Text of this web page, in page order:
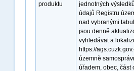
produktu
jednotných
údajů Registru
nad vybranými
jsou denně
vyhledávat a
https://
územně
úřadem, obec, část